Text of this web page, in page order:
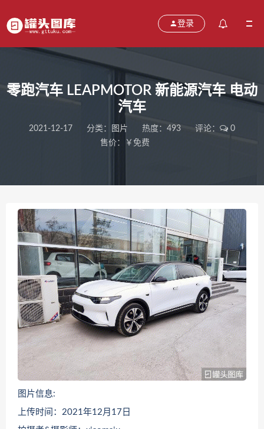
登录
零跑汽车 LEAPMOTOR 新能源汽车 电动
汽车
2021-12-17 分类： 图片 热度：493 评论：
0
售价：￥免费
图片信息:
上传时间：2021年12月17日